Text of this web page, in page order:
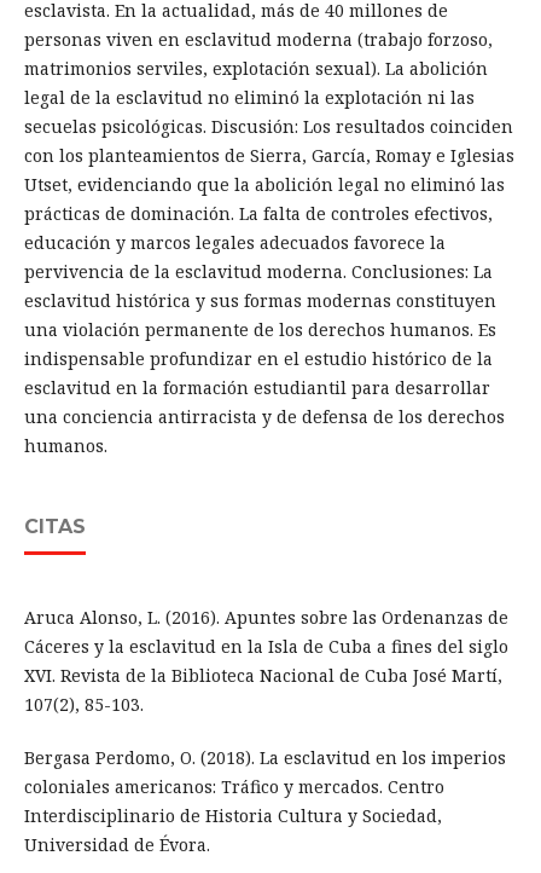
esclavista. En la actualidad, más de 40 millones de
personas viven en esclavitud moderna (trabajo forzoso,
matrimonios serviles, explotación sexual). La abolición
legal de la esclavitud no eliminó la explotación ni las
secuelas psicológicas. Discusión: Los resultados coinciden
con los planteamientos de Sierra, García, Romay e Iglesias
Utset, evidenciando que la abolición legal no eliminó las
prácticas de dominación. La falta de controles efectivos,
educación y marcos legales adecuados favorece la
pervivencia de la esclavitud moderna. Conclusiones: La
esclavitud histórica y sus formas modernas constituyen
una violación permanente de los derechos humanos. Es
indispensable profundizar en el estudio histórico de la
esclavitud en la formación estudiantil para desarrollar
una conciencia antirracista y de defensa de los derechos
humanos.
CITAS
Aruca Alonso, L. (2016). Apuntes sobre las Ordenanzas de
Cáceres y la esclavitud en la Isla de Cuba a fines del siglo
XVI. Revista de la Biblioteca Nacional de Cuba José Martí,
107(2), 85-103.
Bergasa Perdomo, O. (2018). La esclavitud en los imperios
coloniales americanos: Tráfico y mercados. Centro
Interdisciplinario de Historia Cultura y Sociedad,
Universidad de Évora.